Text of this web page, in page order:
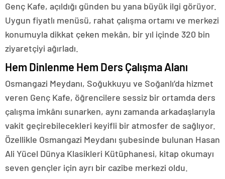
Genç Kafe, açıldığı günden bu yana büyük ilgi görüyor.
Uygun fiyatlı menüsü, rahat çalışma ortamı ve merkezi
konumuyla dikkat çeken mekân, bir yıl içinde 320 bin
ziyaretçiyi ağırladı.
Hem Dinlenme Hem Ders Çalışma Alanı
Osmangazi Meydanı, Soğukkuyu ve Soğanlı’da hizmet
veren Genç Kafe, öğrencilere sessiz bir ortamda ders
çalışma imkânı sunarken, aynı zamanda arkadaşlarıyla
vakit geçirebilecekleri keyifli bir atmosfer de sağlıyor.
Özellikle Osmangazi Meydanı şubesinde bulunan Hasan
Ali Yücel Dünya Klasikleri Kütüphanesi, kitap okumayı
seven gençler için ayrı bir cazibe merkezi oldu.